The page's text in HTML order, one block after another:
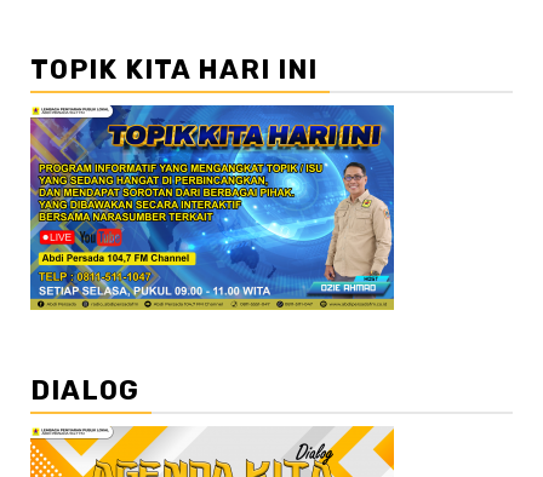
TOPIK KITA HARI INI
DIALOG